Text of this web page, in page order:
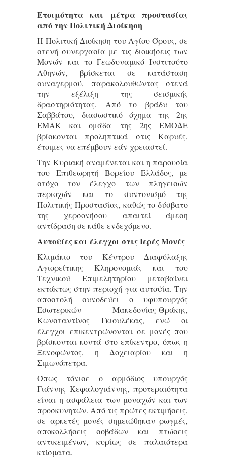
Ετοιμότητα και μέτρα προστασίας
από την Πολιτική Διοίκηση
Η Πολιτική Διοίκηση του Αγίου Όρους, σε
στενή συνεργασία με τις διοικήσεις των
Μονών και το Γεωδυναμικό Ινστιτούτο
Αθηνών, βρίσκεται σε κατάσταση
συναγερμού, παρακολουθώντας στενά
την εξέλιξη της σεισμικής
δραστηριότητας. Από το βράδυ του
Σαββάτου, διασωστικό όχημα της 2ης
ΕΜΑΚ και ομάδα της 2ης ΕΜΟΔΕ
βρίσκονται προληπτικά στις Καρυές,
έτοιμες να επέμβουν εάν χρειαστεί.
Την Κυριακή αναμένεται και η παρουσία
του Επιθεωρητή Βορείου Ελλάδος, με
στόχο τον έλεγχο των πληγεισών
περιοχών και το συντονισμό της
Πολιτικής Προστασίας, καθώς το δύσβατο
της χερσονήσου απαιτεί άμεση
αντίδραση σε κάθε ενδεχόμενο.
Αυτοψίες και έλεγχοι στις Ιερές Μονές
Κλιμάκιο του Κέντρου Διαφύλαξης
Αγιορείτικης Κληρονομιάς και του
Τεχνικού Επιμελητηρίου μεταβαίνει
εκτάκτως στην περιοχή για αυτοψία. Την
αποστολή συνοδεύει ο υφυπουργός
Εσωτερικών Μακεδονίας-Θράκης,
Κωνσταντίνος Γκιουλέκας, ενώ οι
έλεγχοι επικεντρώνονται σε μονές που
βρίσκονται κοντά στο επίκεντρο, όπως η
Ξενοφώντος, η Δοχειαρίου και η
Σιμωνόπετρα.
Όπως τόνισε ο αρμόδιος υπουργός
Γιάννης Κεφαλογιάννης, προτεραιότητα
είναι η ασφάλεια των μοναχών και των
προσκυνητών. Από τις πρώτες εκτιμήσεις,
σε αρκετές μονές σημειώθηκαν ρωγμές,
αποκολλήσεις σοβάδων και πτώσεις
αντικειμένων, κυρίως σε παλαιότερα
κτίσματα.